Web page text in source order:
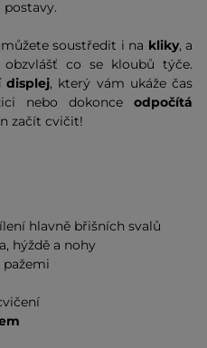
soustředit i na kliky, a
co se kloubů týče.
displej, který vám ukáže čas
nebo dokonce odpočítá
začít cvičit!
hlavně břišních svalů
hýždě a nohy